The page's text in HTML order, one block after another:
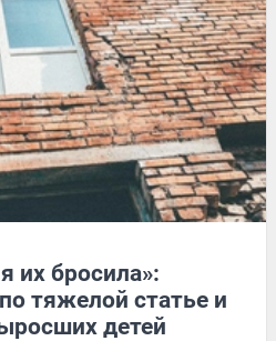
их бросила»:
тяжелой статье и
детей